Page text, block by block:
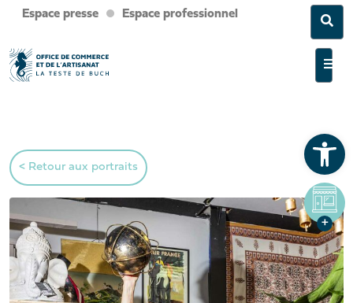
Ouvrir la barre d’outils
Espace presse Espace professionnel
< Retour aux portraits